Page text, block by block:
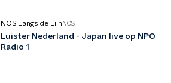
NOS Langs de Lijn NOS
Luister Nederland - Japan live op NPO
Radio 1